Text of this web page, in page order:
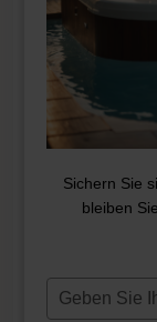
ZR-22812
Sichern Sie
bleiben
Typ